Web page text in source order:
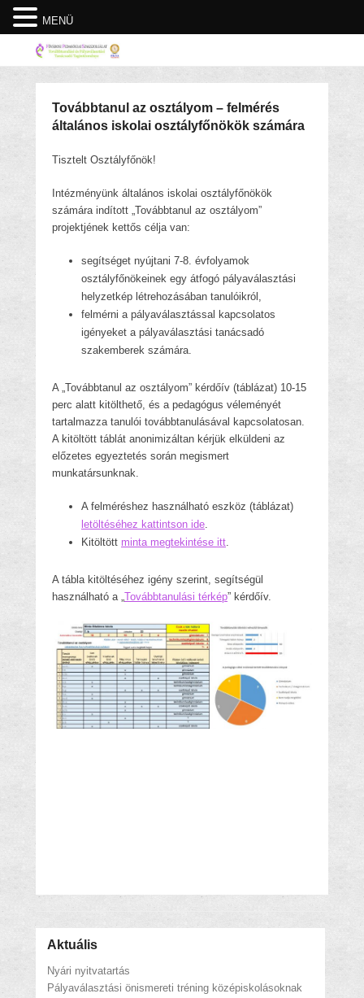
Továbbtanul az osztályom – felmérés
általános iskolai osztályfőnökök számára
Tisztelt Osztályfőnök!
Intézményünk általános iskolai osztályfőnökök
számára indított „Továbbtanul az osztályom”
projektjének kettős célja van:
segítséget nyújtani 7-8. évfolyamok
osztályfőnökeinek egy átfogó pályaválasztási
helyzetkép létrehozásában tanulóikról,
felmérni a pályaválasztással kapcsolatos
igényeket a pályaválasztási tanácsadó
szakemberek számára.
A „Továbbtanul az osztályom” kérdőív (táblázat) 10-15
perc alatt kitölthető, és a pedagógus véleményét
tartalmazza tanulói továbbtanulásával kapcsolatosan.
A kitöltött táblát anonimizáltan kérjük elküldeni az
előzetes egyeztetés során megismert
munkatársunknak.
A felméréshez használható eszköz (táblázat)
letöltéséhez kattintson ide.
Kitöltött minta megtekintése itt.
A tábla kitöltéséhez igény szerint, segítségül
használható a „Továbbtanulási térkép” kérdőív.
Aktuális
Nyári nyitvatartás
Pályaválasztási önismereti tréning középiskolásoknak
MENÜ